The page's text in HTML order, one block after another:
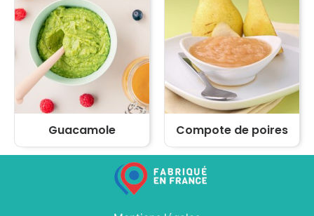
Guacamole Compote de poires